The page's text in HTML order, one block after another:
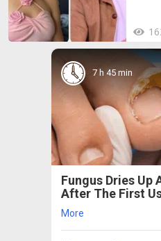
7 h 45 min
Fungus Dries Up
After The First
More